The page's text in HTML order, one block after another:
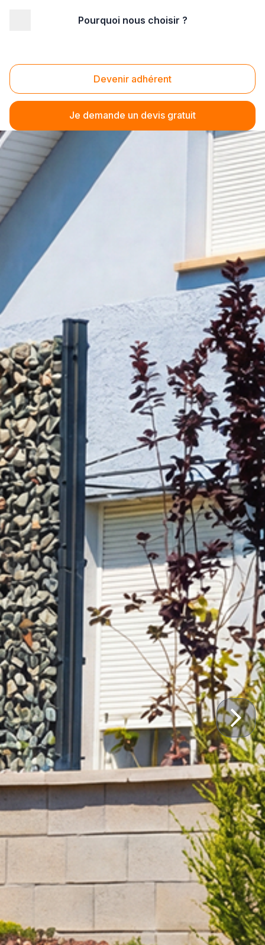
Pourquoi nous choisir ?
Devenir adhérent
Je demande un devis gratuit